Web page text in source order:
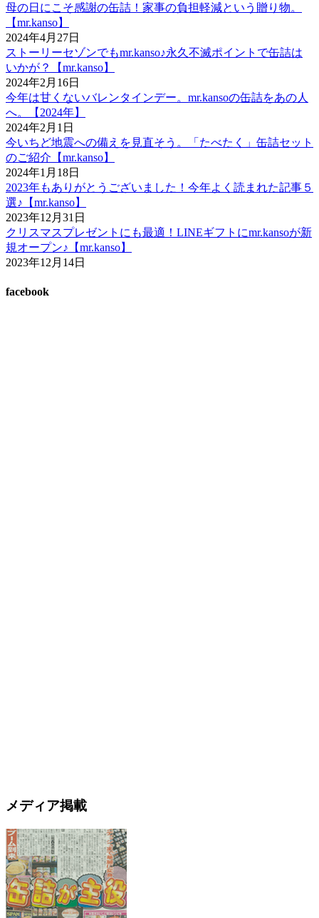
母の日にこそ感謝の缶詰！家事の負担軽減という贈り物。
【mr.kanso】
2024年4月27日
ストーリーセゾンでもmr.kanso♪永久不滅ポイントで缶詰は
いかが？【mr.kanso】
2024年2月16日
今年は甘くないバレンタインデー。mr.kansoの缶詰をあの人
へ。【2024年】
2024年2月1日
今いちど地震への備えを見直そう。「たべたく」缶詰セット
のご紹介【mr.kanso】
2024年1月18日
2023年もありがとうございました！今年よく読まれた記事５
選♪【mr.kanso】
2023年12月31日
クリスマスプレゼントにも最適！LINEギフトにmr.kansoが新
規オープン♪【mr.kanso】
2023年12月14日
facebook
メディア掲載